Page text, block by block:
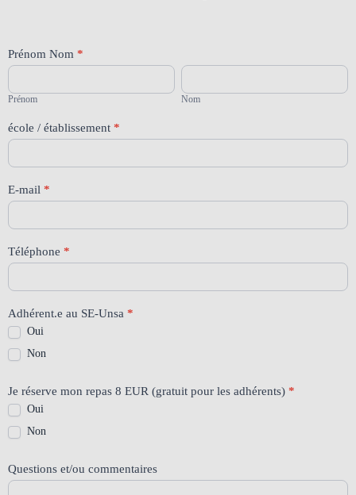
Prénom Nom *
Prénom
Prénom
Nom
Nom
école / établissement *
E-mail *
Téléphone *
Adhérent.e au SE-Unsa *
Oui
Non
Je réserve mon repas 8 EUR (gratuit pour les adhérents) *
Oui
Non
Questions et/ou commentaires